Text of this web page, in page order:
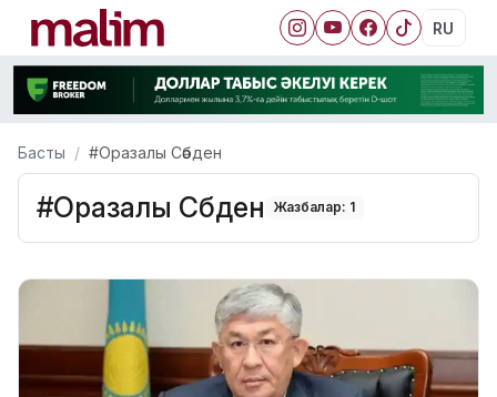
RU
Басты #Оразалы Сәбден
#Оразалы Сәбден Жазбалар: 1